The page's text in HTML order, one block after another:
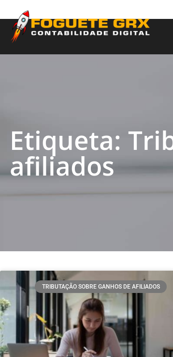
Etiqueta:
afiliados
TRIBUTAÇÃO SOBRE GANHOS DE AFILIADOS